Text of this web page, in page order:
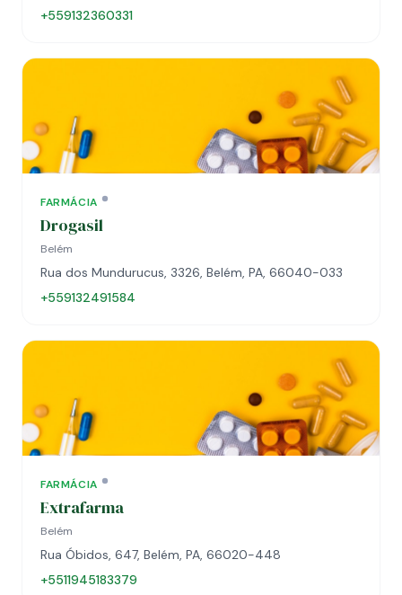
+559132360331
FARMÁCIA
Drogasil
Belém
Rua dos Mundurucus, 3326, Belém, PA, 66040-033
+559132491584
FARMÁCIA
Extrafarma
Belém
Rua Óbidos, 647, Belém, PA, 66020-448
+5511945183379